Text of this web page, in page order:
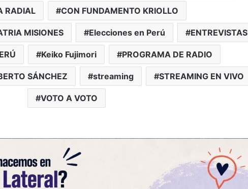
RADIAL CON FUNDAMENTO KRIOLLO
MISIONES Elecciones en Perú ENTREVISTAS
Keiko Fujimori PROGRAMA DE RADIO
SÁNCHEZ streaming STREAMING EN VIVO
VOTO A VOTO